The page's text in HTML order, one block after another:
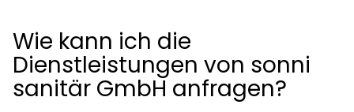
Wie kann ich die
Dienstleistungen von sonni
sanitär GmbH anfragen?